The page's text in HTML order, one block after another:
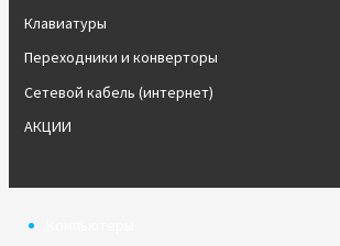
Клавиатуры
Переходники и конверторы
Сетевой кабель (интернет)
АКЦИИ